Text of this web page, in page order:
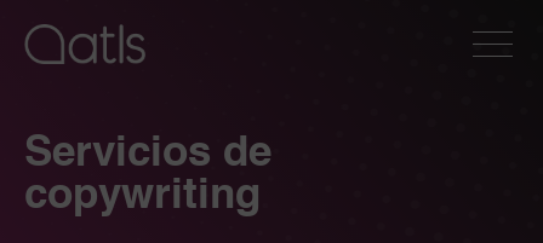
Servicios de
copywriting